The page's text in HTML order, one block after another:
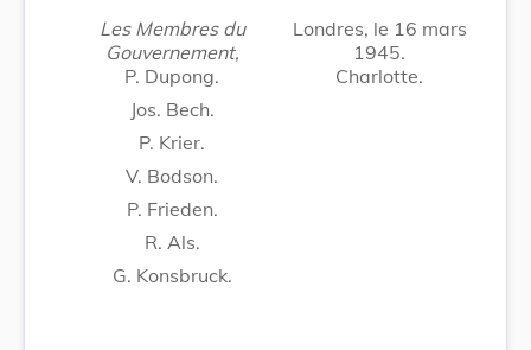
Les Membres du
Gouvernement,
P. Dupong.
Jos. Bech.
P. Krier.
V. Bodson.
P. Frieden.
R. Als.
G. Konsbruck.
Londres, le 16 mars
1945.
Charlotte.